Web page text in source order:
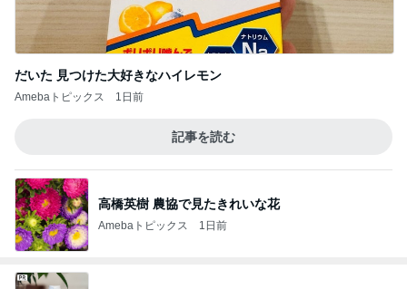
だいた 見つけた大好きなハイレモン
Amebaトピックス 1日前
記事を読む
高橋英樹 農協で見たきれいな花
Amebaトピックス 1日前